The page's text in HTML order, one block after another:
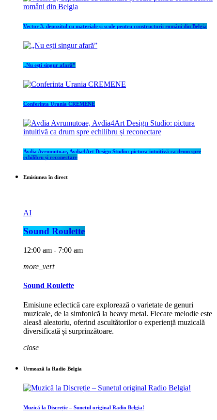
Vector 3, depozitul cu materiale și scule pentru constructorii români din Belgia
„Nu ești singur afară”
Conferinta Urania CREMENE
Avdia Avrumutoae, Avdia4Art Design Studio: pictura intuitivă ca drum spre
echilibru și reconectare
Emisiunea în direct
AI
Sound Roulette
12:00 am - 7:00 am
more_vert
Sound Roulette
Emisiune eclectică care explorează o varietate de genuri
muzicale, de la simfonică la heavy metal. Fiecare melodie este
aleasă aleatoriu, oferind ascultătorilor o experiență muzicală
diversificată și surprinzătoare.
close
Urmează la Radio Belgia
Muzică la Discreție – Sunetul original Radio Belgia!